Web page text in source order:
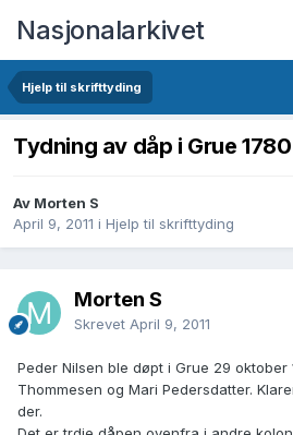
Nasjonalarkivet
Hjelp til skrifttyding
Tydning av dåp i Grue 1780
Av Morten S
April 9, 2011 i Hjelp til skrifttyding
Morten S
Skrevet April 9, 2011
Peder Nilsen ble døpt i Grue 29 oktober
Thommesen og Mari Pedersdatter.
der.